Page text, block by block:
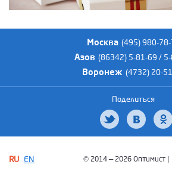
Москва (495) 980-78-
Азов (86342) 5-81-69 /
Воронеж (4732) 20-
Поделиться
RU EN © 2014 — 2026 Оптимист |